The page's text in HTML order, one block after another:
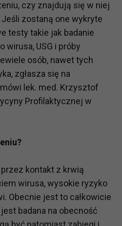
czy znajdują się w niej
Jeśli zostaną one wykryte
testy takie jak badanie
wirusa, USG i próby
osób, nawet tych
zgłasza się na
lek. med. Krzysztof
Profilaktycznej w
kontakt z krwią
wirusa, wysokie ryzyko
Obecnie jest to całkowicie
badana na obecność